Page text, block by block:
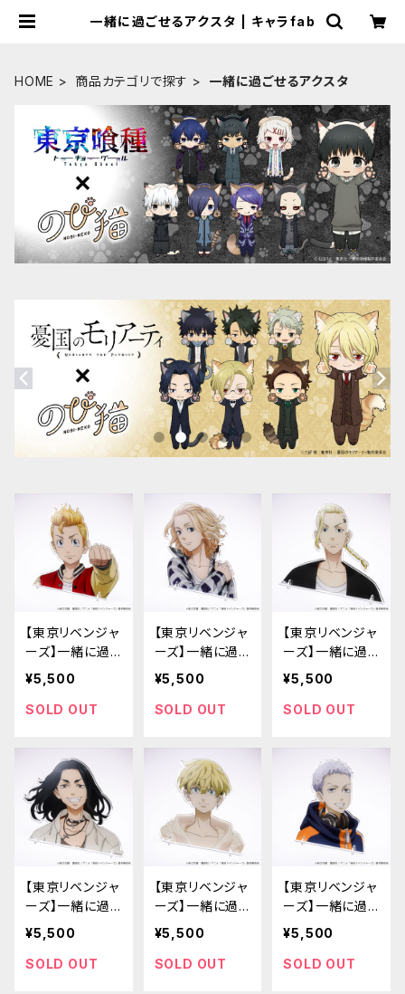
一緒に過ごせるアクスタ | キャラfab
HOME 商品カテゴリで探す 一緒に過ごせるアクスタ
【東京リベンジャ
ーズ】一緒に過
ごせるアクリル
スタンド（花垣
武道）
¥5,500
SOLD OUT
【東京リベンジャ
ーズ】一緒に過
ごせるアクリル
スタンド（佐野
万次郎）
¥5,500
SOLD OUT
【東京リベンジャ
ーズ】一緒に過
ごせるアクリル
スタンド（龍宮寺
堅）
¥5,500
SOLD OUT
【東京リベンジャ
ーズ】一緒に過
ごせるアクリル
スタンド（場地
圭介）
¥5,500
SOLD OUT
【東京リベンジャ
ーズ】一緒に過
ごせるアクリル
スタンド（松野
千冬）
¥5,500
SOLD OUT
【東京リベンジャ
ーズ】一緒に過
ごせるアクリル
スタンド（三ツ谷
隆）
¥5,500
SOLD OUT